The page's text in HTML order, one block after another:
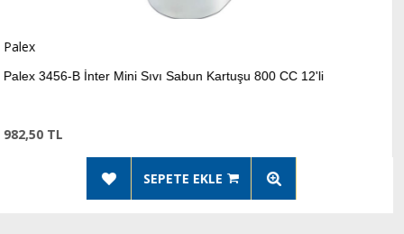
Sabun Kartuşu 800 CC 12'li Palex 3500